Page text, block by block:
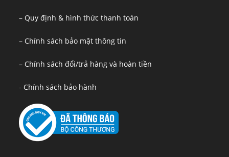
– Quy định & hình thức thanh toán
– Chính sách bảo mật thông tin
– Chính sách đổi/trả hàng và hoàn tiền
- Chính sách bảo hành